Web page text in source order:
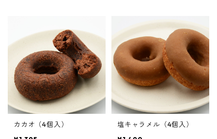
カカオ（4個入）
塩キャラメル（4個入）